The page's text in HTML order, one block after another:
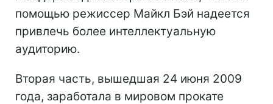
помощью режиссер Майкл Бэй надеется
привлечь более интеллектуальную
аудиторию.
Вторая часть, вышедшая 24 июня 2009
года, заработала в мировом прокате